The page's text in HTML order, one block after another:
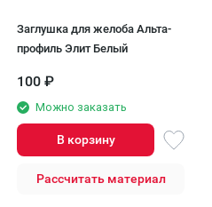
Заглушка для желоба Альта-
профиль Элит Белый
100 ₽
Можно заказать
В корзину
Рассчитать материал